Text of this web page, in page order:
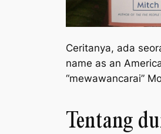
Ceritanya, ada
name as an
“mewawancarai”
Tentang